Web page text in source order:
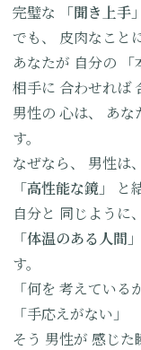
完璧な
「聞き上手」
でも、
皮肉なことに
あなたが 自分の
相手に 合わせれば
男性の 心は、 あな
す。
なぜなら、
男性は、
「高性能な鏡」
と
自分と 同じように、
「体温のある人間」
す。
「何を 考えている
「手応えがない」
そう 男性が 感じた